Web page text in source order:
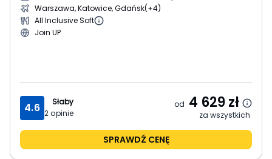
Warszawa, Katowice, Gdańsk(+4)
All Inclusive Soft
Join UP
4.6
Słaby
2 opinie
od 4 629zł
za wszystkich
SPRAWDŹ CENĘ